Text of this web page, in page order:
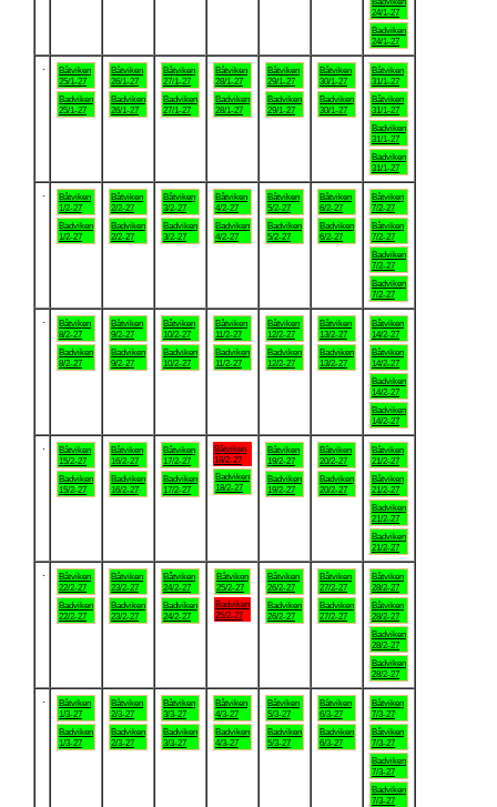
24/1-27
Badviken
24/1-27
Båtviken
25/1-27
Badviken
25/1-27
Båtviken
26/1-27
Badviken
26/1-27
Båtviken
27/1-27
Badviken
27/1-27
Båtviken
28/1-27
Badviken
28/1-27
Båtviken
29/1-27
Badviken
29/1-27
Båtviken
30/1-27
Badviken
30/1-27
Båtviken
31/1-27
Båtviken
31/1-27
Badviken
31/1-27
Badviken
31/1-27
Båtviken
1/2-27
Badviken
1/2-27
Båtviken
2/2-27
Badviken
2/2-27
Båtviken
3/2-27
Badviken
3/2-27
Båtviken
4/2-27
Badviken
4/2-27
Båtviken
5/2-27
Badviken
5/2-27
Båtviken
6/2-27
Badviken
6/2-27
Båtviken
7/2-27
Båtviken
7/2-27
Badviken
7/2-27
Badviken
7/2-27
Båtviken
8/2-27
Badviken
8/2-27
Båtviken
9/2-27
Badviken
9/2-27
Båtviken
10/2-27
Badviken
10/2-27
Båtviken
11/2-27
Badviken
11/2-27
Båtviken
12/2-27
Badviken
12/2-27
Båtviken
13/2-27
Badviken
13/2-27
Båtviken
14/2-27
Båtviken
14/2-27
Badviken
14/2-27
Badviken
14/2-27
Båtviken
15/2-27
Badviken
15/2-27
Båtviken
16/2-27
Badviken
16/2-27
Båtviken
17/2-27
Badviken
17/2-27
Båtviken
18/2-27
Badviken
18/2-27
Båtviken
19/2-27
Badviken
19/2-27
Båtviken
20/2-27
Badviken
20/2-27
Båtviken
21/2-27
Båtviken
21/2-27
Badviken
21/2-27
Badviken
21/2-27
Båtviken
22/2-27
Badviken
22/2-27
Båtviken
23/2-27
Badviken
23/2-27
Båtviken
24/2-27
Badviken
24/2-27
Båtviken
25/2-27
Badviken
25/2-27
Båtviken
26/2-27
Badviken
26/2-27
Båtviken
27/2-27
Badviken
27/2-27
Båtviken
28/2-27
Båtviken
28/2-27
Badviken
28/2-27
Badviken
28/2-27
Båtviken
1/3-27
Badviken
1/3-27
Båtviken
2/3-27
Badviken
2/3-27
Båtviken
3/3-27
Badviken
3/3-27
Båtviken
4/3-27
Badviken
4/3-27
Båtviken
5/3-27
Badviken
5/3-27
Båtviken
6/3-27
Badviken
6/3-27
Båtviken
7/3-27
Båtviken
7/3-27
Badviken
7/3-27
Badviken
7/3-27